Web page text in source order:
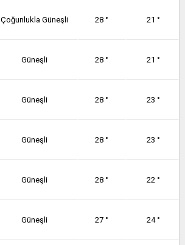
Çoğunlukla Güneşli 28 ° 21 °
Güneşli 28 ° 21 °
Güneşli 28 ° 23 °
Güneşli 28 ° 23 °
Güneşli 28 ° 22 °
Güneşli 27 ° 24 °